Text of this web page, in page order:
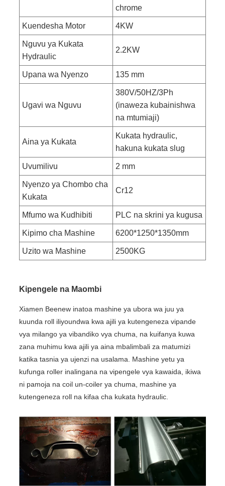
chrome
Kuendesha Motor 4KW
Nguvu ya Kukata
Hydraulic
2.2KW
Upana wa Nyenzo 135 mm
Ugavi wa Nguvu
380V/50HZ/3Ph
(inaweza kubainishwa
na mtumiaji)
Aina ya Kukata
Kukata hydraulic,
hakuna kukata slug
Uvumilivu 2 mm
Nyenzo ya Chombo cha
Kukata
Cr12
Mfumo wa Kudhibiti PLC na skrini ya kugusa
Kipimo cha Mashine 6200*1250*1350mm
Uzito wa Mashine 2500KG
Kipengele na Maombi
Xiamen Beenew inatoa mashine ya ubora wa juu ya
kuunda roll iliyoundwa kwa ajili ya kutengeneza vipande
vya milango ya vibandiko vya chuma, na kuifanya kuwa
zana muhimu kwa ajili ya aina mbalimbali za matumizi
katika tasnia ya ujenzi na usalama. Mashine yetu ya
kufunga roller inalingana na vipengele vya kawaida, ikiwa
ni pamoja na coil un-coiler ya chuma, mashine ya
kutengeneza roll na kifaa cha kukata hydraulic.